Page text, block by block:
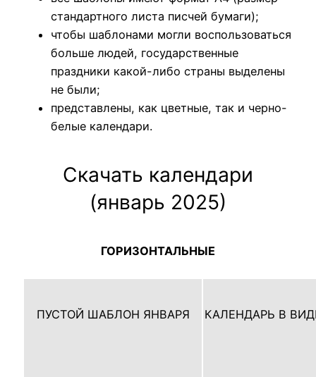
стандартного листа писчей бумаги);
чтобы шаблонами могли воспользоваться
больше людей, государственные
праздники какой-либо страны выделены
не были;
представлены, как цветные, так и черно-
белые календари.
Скачать календари
(январь 2025)
ГОРИЗОНТАЛЬНЫЕ
ПУСТОЙ ШАБЛОН ЯНВАРЯ КАЛЕНДАРЬ В